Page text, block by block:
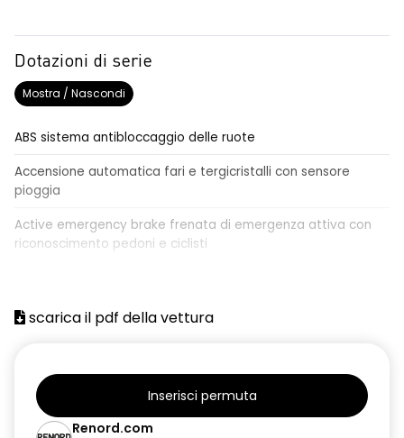
Dotazioni di serie
Mostra / Nascondi
ABS sistema antibloccaggio delle ruote
Accensione automatica fari e tergicristalli con sensore
pioggia
Active emergency brake frenata di emergenza attiva con
riconoscimento pedoni e ciclisti
Airbag laterali a tendina anteriori e posteriori
Alzacristalli elettrici posteriori
Barre tetto modulari nere
scarica il pdf della vettura
Inserisci permuta
Renord.com